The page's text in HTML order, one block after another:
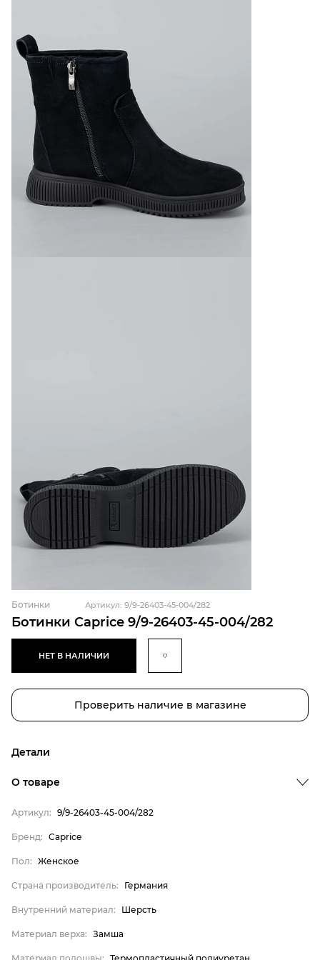
Ботинки Caprice 9/9-26403-45-004/282
Ботинки Артикул: 9/9-26403-45-004/282
НЕТ В НАЛИЧИИ
Проверить наличие в магазине
Детали
О товаре
Артикул: 9/9-26403-45-004/282
Бренд: Caprice
Пол: Женское
Страна производитель: Германия
Внутренний материал: Шерсть
Материал верха: Замша